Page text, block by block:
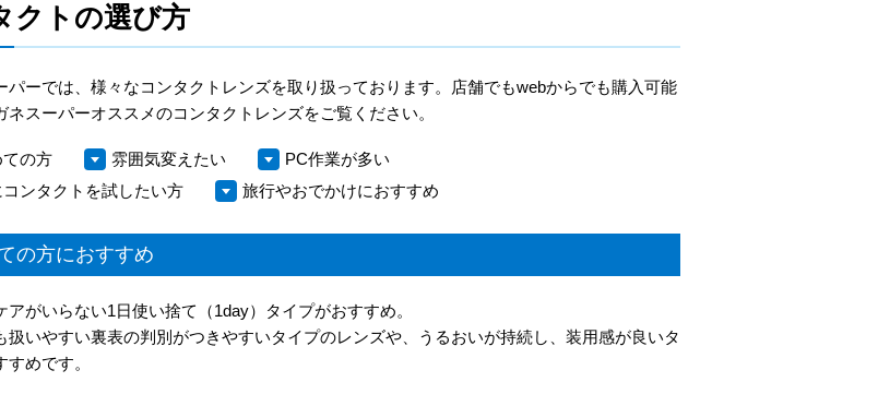
クトの選び方
パーでは、様々なコンタクトレンズを取り扱っております。店舗でもwebからでも購入可能
ネスーパーオススメのコンタクトレンズをご覧ください。
の方 雰囲気変えたい
PC作業が多い
ンタクトを試したい方
旅行やおでかけにおすすめ
の方におすすめ
アがいらない1日使い捨て（1day）タイプがおすすめ。
扱いやすい裏表の判別がつきやすいタイプのレンズや、うるおいが持続し、装用感が良いタ
すめです。